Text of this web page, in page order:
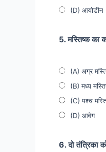
(D) आयोडीन
5. मस्तिष्क का
(A) अग्र
(B) मध्य
(C) पश्च
(D) आवेग
6. दो तंत्रिका